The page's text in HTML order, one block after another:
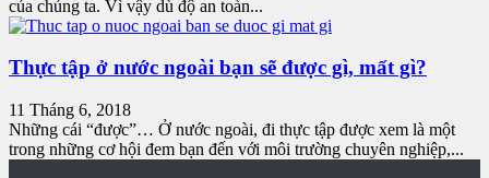
của chúng ta. Vì vậy dù độ an toàn...
Thực tập ở nước ngoài bạn sẽ được gì, mất gì?
11 Tháng 6, 2018
Những cái “được”… Ở nước ngoài, đi thực tập được xem là một
trong những cơ hội đem bạn đến với môi trường chuyên nghiệp,...